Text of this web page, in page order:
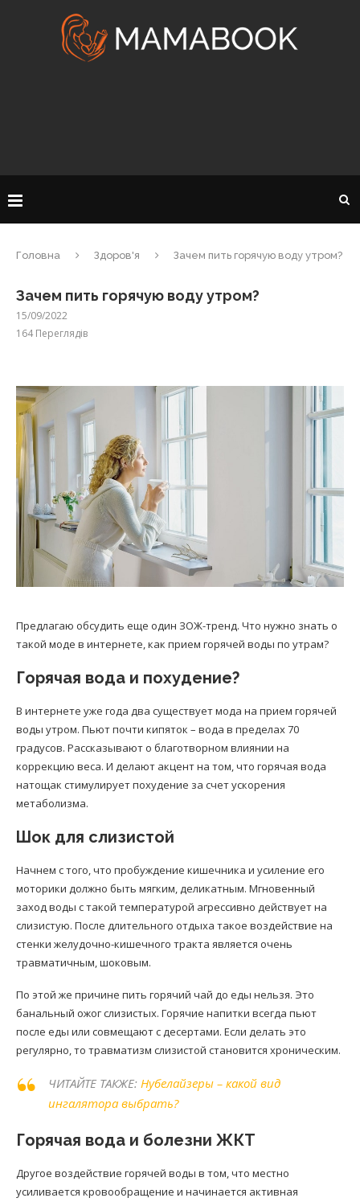
Головна Здоров'я Зачем пить горячую воду утром?
Зачем пить горячую воду утром?
15/09/2022
164Переглядів
Предлагаю обсудить еще один ЗОЖ-тренд. Что нужно знать о
такой моде в интернете, как прием горячей воды по утрам?
Горячая вода и похудение?
В интернете уже года два существует мода на прием горячей
воды утром. Пьют почти кипяток – вода в пределах 70
градусов. Рассказывают о благотворном влиянии на
коррекцию веса. И делают акцент на том, что горячая вода
натощак стимулирует похудение за счет ускорения
метаболизма.
Шок для слизистой
Начнем с того, что пробуждение кишечника и усиление его
моторики должно быть мягким, деликатным. Мгновенный
заход воды с такой температурой агрессивно действует на
слизистую. После длительного отдыха такое воздействие на
стенки желудочно-кишечного тракта является очень
травматичным, шоковым.
По этой же причине пить горячий чай до еды нельзя. Это
банальный ожог слизистых. Горячие напитки всегда пьют
после еды или совмещают с десертами. Если делать это
регулярно, то травматизм слизистой становится хроническим.
ЧИТАЙТЕ ТАКЖЕ: Нубелайзеры – какой вид
ингалятора выбрать?
Горячая вода и болезни ЖКТ
Другое воздействие горячей воды в том, что местно
усиливается кровообращение и начинается активная